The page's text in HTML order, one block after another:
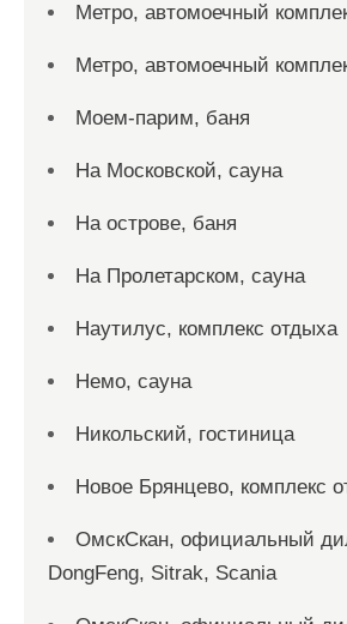
Метро, автомоечный
Метро, автомоечный
Моем-парим, баня
На Московской, сауна
На острове, баня
На Пролетарском, сауна
Наутилус, комплекс отдыха
Немо, сауна
Никольский, гостиница
Новое Брянцево, комплекс
ОмскСкан, официальный
DongFeng, Sitrak, Scania